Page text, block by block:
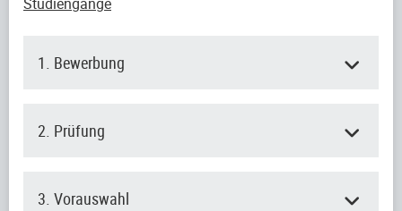
1. Bewerbung
2. Prüfung
3. Vorauswahl